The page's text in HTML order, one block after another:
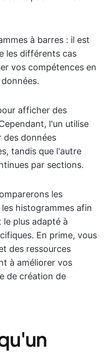
à barres : il est
les différents cas
vos compétences en
afficher des
l'un utilise
des données
tandis que l'autre
par sections.
les
histogrammes afin
le plus adapté à
En prime, vous
des ressources
à améliorer vos
de création de